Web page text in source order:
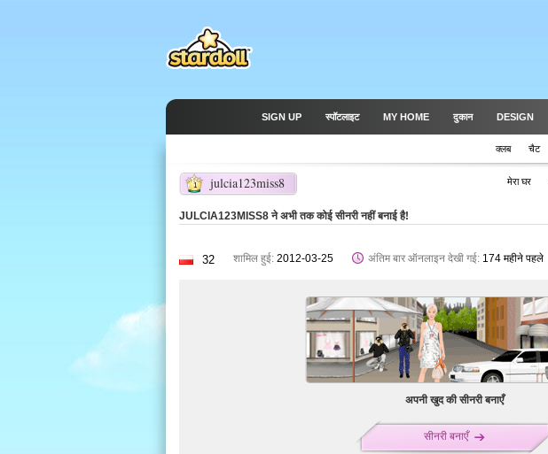
SIGN UP स्पॉटलाइट MY HOME दुकान DESIGN
क्लब चैट
julcia123miss8
1 मेरा घर
JULCIA123MISS8 ने अभी तक कोई सीनरी नहीं बनाई है!
32 शामिल हुई: 2012-03-25 अंतिम बार ऑनलाइन देखी गई: 174 महीने पहले
अपनी खुद की सीनरी बनाएँ
सीनरी बनाएँ